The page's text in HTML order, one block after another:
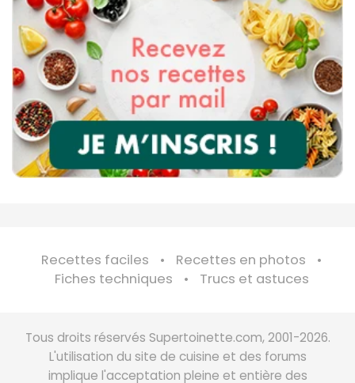
Recettes faciles
Recettes en photos
Fiches techniques
Trucs et astuces
Tous droits réservés Supertoinette.com, 2001-2026.
L'utilisation du site de cuisine et des forums
implique l'acceptation pleine et entière des